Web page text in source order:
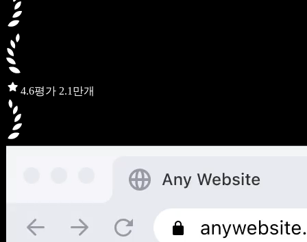
4.6평가 2.1만개